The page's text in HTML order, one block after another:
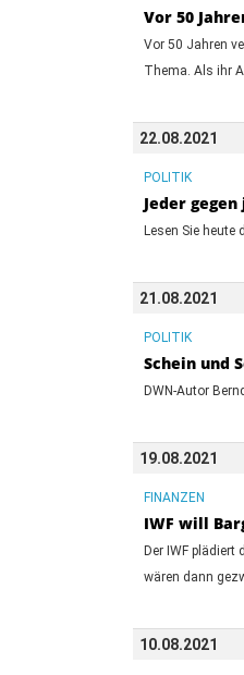
Vor 50
Vor 50 Jahren
Thema. Als ihr
22.08.2021
POLITIK
Jeder
Lesen Sie
21.08.2021
POLITIK
Schein und
DWN-Autor
19.08.2021
FINANZEN
IWF will
Der IWF
wären dann
10.08.2021